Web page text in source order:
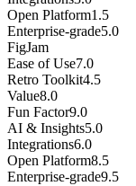
Open Platform1.5
Enterprise-grade5.0
FigJam
Ease of Use7.0
Retro Toolkit4.5
Value8.0
Fun Factor9.0
AI & Insights5.0
Integrations6.0
Open Platform8.5
Enterprise-grade9.5